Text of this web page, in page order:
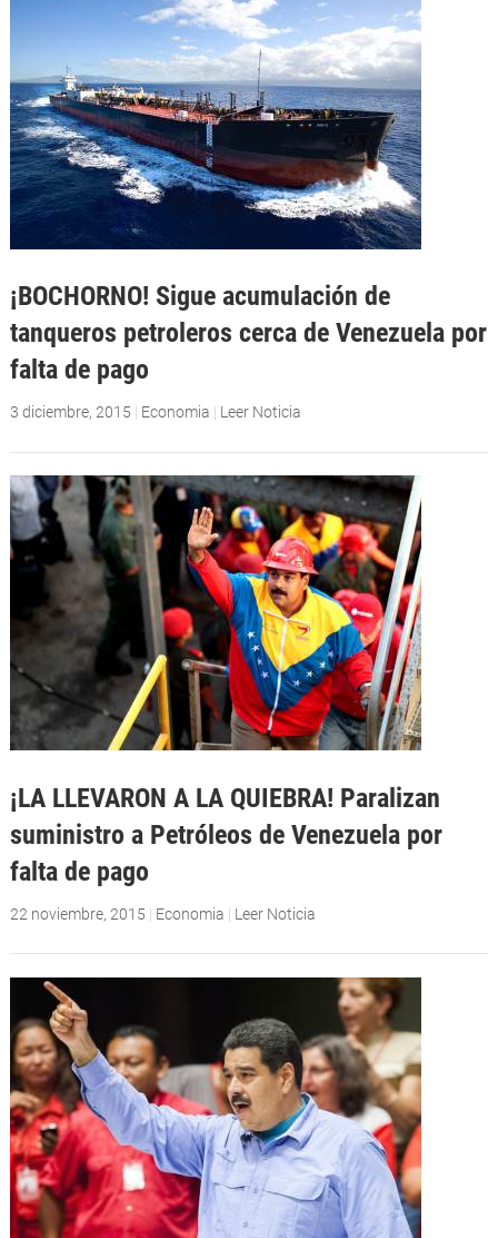
¡BOCHORNO! Sigue acumulación de
tanqueros petroleros cerca de Venezuela por
falta de pago
3 diciembre, 2015 | Economia | Leer Noticia
¡LA LLEVARON A LA QUIEBRA! Paralizan
suministro a Petróleos de Venezuela por
falta de pago
22 noviembre, 2015 | Economia | Leer Noticia